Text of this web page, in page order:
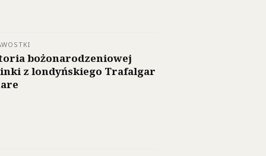
bożonarodzeniowej
z londyńskiego Trafalgar